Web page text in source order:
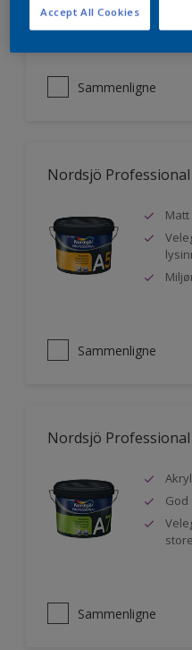
Sammenligne
Nordsjö Professional
Sammenligne
Nordsjö Professional
Sammenligne
Accept All Cookies